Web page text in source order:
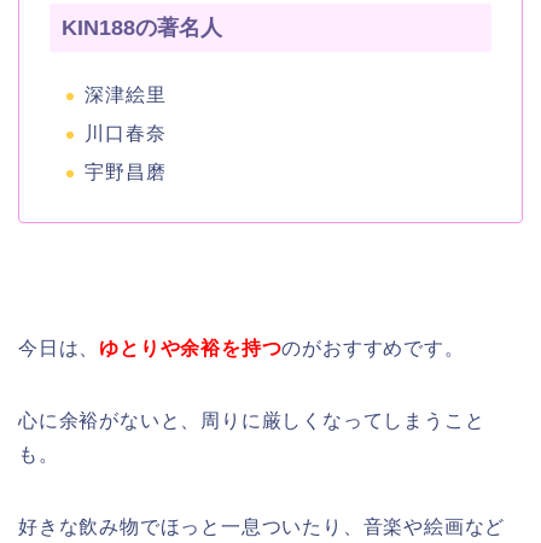
KIN188の著名人
深津絵里
川口春奈
宇野昌磨
今日は、 ゆとりや余裕を持つのがおすすめです。
心に余裕がないと、周りに厳しくなってしまうこと
も。
好きな飲み物でほっと一息ついたり、音楽や絵画など